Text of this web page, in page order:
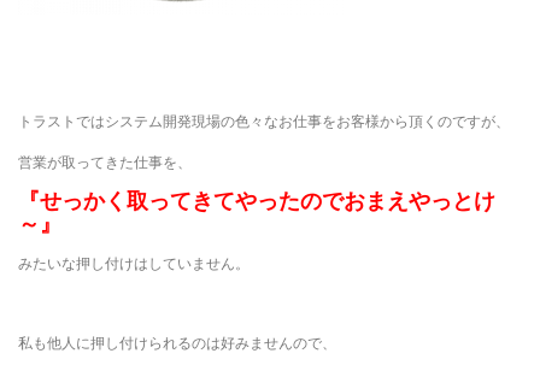
トラストではシステム開発現場の色々なお仕事をお客様から頂くのですが、
営業が取ってきた仕事を、
『せっかく取ってきてやったのでおまえやっとけ
～』
みたいな押し付けはしていません。
私も他人に押し付けられるのは好みませんので、